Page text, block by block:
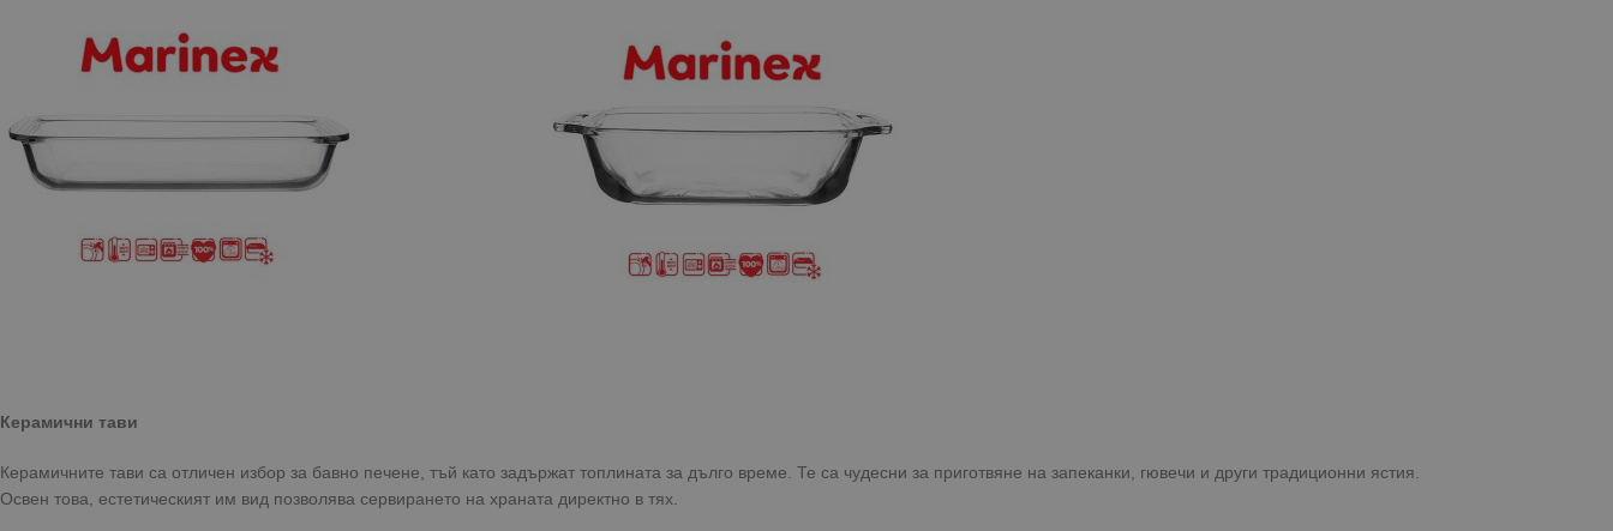
Керамични тави
Керамичните тави са отличен избор за бавно печене, тъй като задържат топлината за дълго време. Те са чудесни за приготвяне на запеканки, гювечи и други традиционни ястия.
Освен това, естетическият им вид позволява сервирането на храната директно в тях.